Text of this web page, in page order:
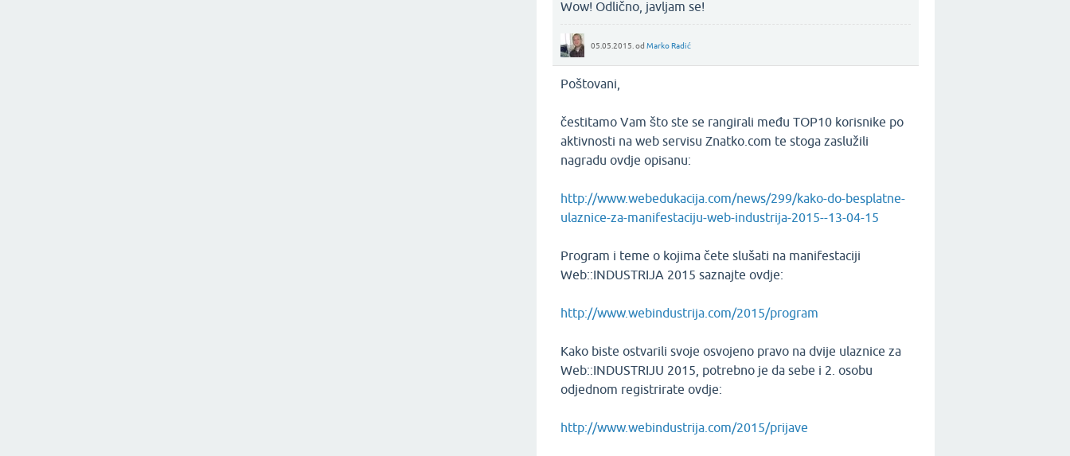
Wow! Odlično, javljam se!
05.05.2015. odMarko Radić
Poštovani,
čestitamo Vam što ste se rangirali među TOP10 korisnike po
aktivnosti na web servisu Znatko.com te stoga zaslužili
nagradu ovdje opisanu:
http://www.webedukacija.com/news/299/kako-do-besplatne-
ulaznice-za-manifestaciju-web-industrija-2015--13-04-15
Program i teme o kojima čete slušati na manifestaciji
Web::INDUSTRIJA 2015 saznajte ovdje:
http://www.webindustrija.com/2015/program
Kako biste ostvarili svoje osvojeno pravo na dvije ulaznice za
Web::INDUSTRIJU 2015, potrebno je da sebe i 2. osobu
odjednom registrirate ovdje:
http://www.webindustrija.com/2015/prijave